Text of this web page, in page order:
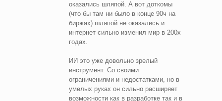
оказались шляпой. А вот доткомы
(что бы там ни было в конце 90ч на
биржах) шляпой не оказались и
интернет сильно изменил мир в 200x
годах.
ИИ это уже довольно зрелый
инструмент. Со своими
ограничениями и недостатками, но в
умелых руках он сильно расширяет
возможности как в разработке так и в